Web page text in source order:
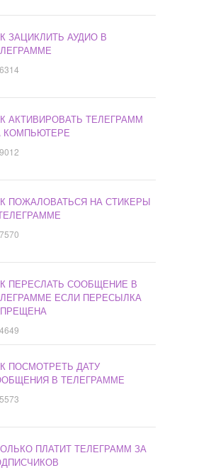
ЗАЦИКЛИТЬ АУДИО В
АКТИВИРОВАТЬ ТЕЛЕГРАММ
КОМПЬЮТЕРЕ
ПОЖАЛОВАТЬСЯ НА СТИКЕРЫ
ПЕРЕСЛАТЬ СООБЩЕНИЕ В
ЕСЛИ ПЕРЕСЫЛКА
ПОСМОТРЕТЬ ДАТУ
В ТЕЛЕГРАММЕ
ПЛАТИТ ТЕЛЕГРАММ ЗА